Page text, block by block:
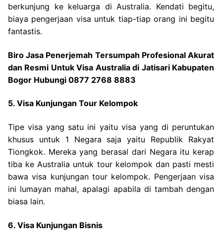
berkunjung ke keluarga di Australia. Kendati begitu,
biaya pengerjaan visa untuk tiap-tiap orang ini begitu
fantastis.
Biro Jasa Penerjemah Tersumpah Profesional Akurat
dan Resmi Untuk Visa Australia di Jatisari Kabupaten
Bogor Hubungi 0877 2768 8883
5. Visa Kunjungan Tour Kelompok
Tipe visa yang satu ini yaitu visa yang di peruntukan
khusus untuk 1 Negara saja yaitu Republik Rakyat
Tiongkok. Mereka yang berasal dari Negara itu kerap
tiba ke Australia untuk tour kelompok dan pasti mesti
bawa visa kunjungan tour kelompok. Pengerjaan visa
ini lumayan mahal, apalagi apabila di tambah dengan
biasa lain.
6. Visa Kunjungan Bisnis